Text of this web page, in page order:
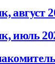
август
июль